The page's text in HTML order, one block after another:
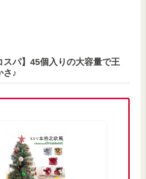
スパ】45個入りの大容量で王
さ♪